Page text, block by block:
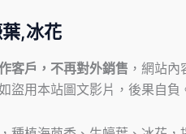
,冰花
客戶，不再對外銷售 ，網站內
盜用本站圖文影片，後果自負